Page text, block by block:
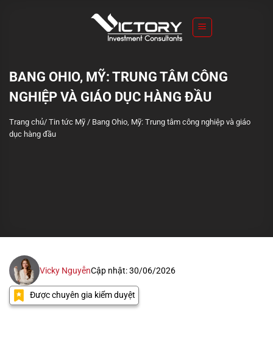
BANG OHIO, MỸ: TRUNG TÂM CÔNG
NGHIỆP VÀ GIÁO DỤC HÀNG ĐẦU
Trang chủ/ Tin tức Mỹ / Bang Ohio, Mỹ: Trung tâm công nghiệp và giáo
dục hàng đầu
Vicky NguyễnCập nhật: 30/06/2026
Được chuyên gia kiểm duyệt